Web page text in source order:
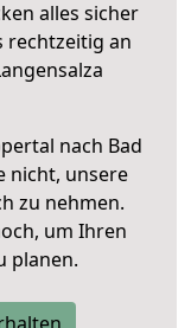
alles sicher
rechtzeitig an
nach Bad
nicht, unsere
zu nehmen.
um Ihren
planen.